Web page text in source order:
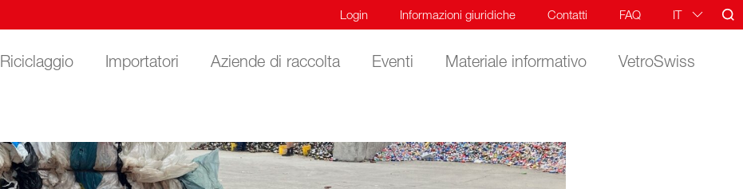
Login Informazioni giuridiche Contatti FAQ IT
Riciclaggio Importatori Aziende di raccolta Eventi Materiale informativo VetroSwiss